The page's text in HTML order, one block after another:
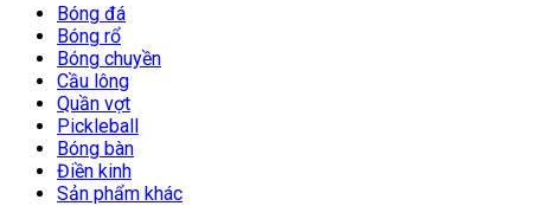
Bóng đá
Bóng rổ
Bóng chuyền
Cầu lông
Quần vợt
Pickleball
Bóng bàn
Điền kinh
Sản phẩm khác